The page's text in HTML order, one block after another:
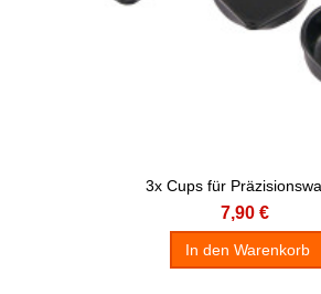
3x Cups für
7,90 €
In den Warenkorb